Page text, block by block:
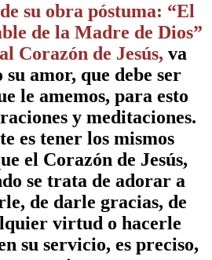
su obra póstuma: “El
de la Madre de Dios”
Corazón de Jesús, va
amor, que debe ser
le amemos, para esto
y meditaciones.
es tener los mismos
el Corazón de Jesús,
se trata de adorar a
de darle gracias, de
virtud o hacerle
su servicio, es preciso,